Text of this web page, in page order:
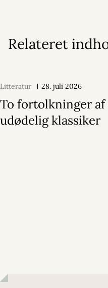
Relateret
Litteratur 28. juli 2026
To fortolkninger af
udødelig klassiker